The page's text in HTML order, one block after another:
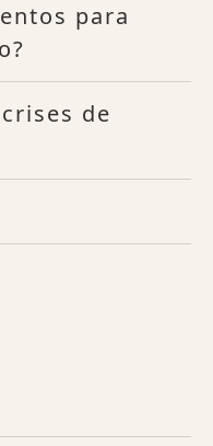
para
de